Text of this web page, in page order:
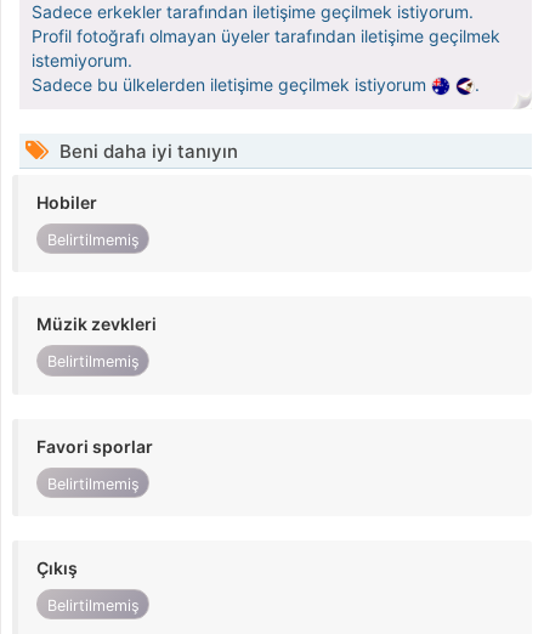
Sadece erkekler tarafından iletişime geçilmek istiyorum.
Profil fotoğrafı olmayan üyeler tarafından iletişime geçilmek
istemiyorum.
Sadece bu ülkelerden iletişime geçilmek istiyorum
.
Beni daha iyi tanıyın
Hobiler
Belirtilmemiş
Müzik zevkleri
Belirtilmemiş
Favori sporlar
Belirtilmemiş
Çıkış
Belirtilmemiş